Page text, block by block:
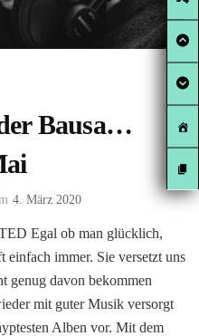
Bausa…
4. März 2020
Egal ob man glücklich,
immer. Sie versetzt uns
genug davon bekommen
mit guter Musik versorgt
Alben vor. Mit dem